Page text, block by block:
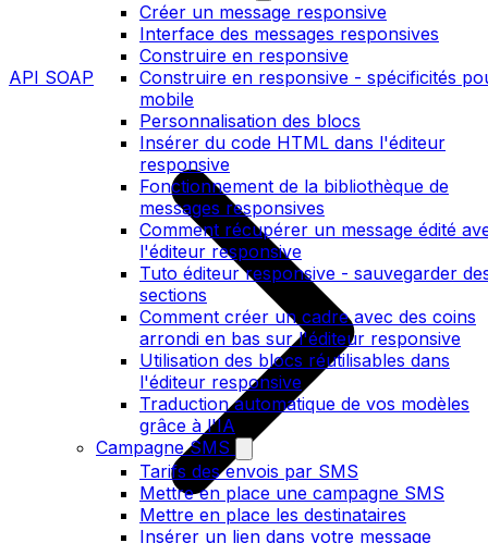
Créer un message responsive
Interface des messages responsives
Construire en responsive
Construire en responsive - spécificités
mobile
Personnalisation des blocs
Insérer du code HTML dans l'éditeur
responsive
Fonctionnement de la bibliothèque de
messages responsives
Comment récupérer un message édité
l'éditeur responsive
Tuto éditeur responsive - sauvegarder
sections
Comment créer un cadre avec des coins
arrondi en bas sur l'éditeur responsive
Utilisation des blocs réutilisables dans
l'éditeur responsive
Traduction automatique de vos modèles
grâce à l'IA
Campagne SMS
Tarifs des envois par SMS
Mettre en place une campagne SMS
Mettre en place les destinataires
Insérer un lien dans votre message
API SOAP